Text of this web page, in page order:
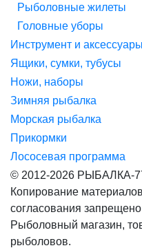
Рыболовные жилеты
Головные уборы
Инструмент и аксессуары
Ящики, сумки, тубусы
Ножи, наборы
Зимняя рыбалка
Морская рыбалка
Прикормки
Лососевая программа
© 2012-2026 РЫБАЛКА-
Копирование
согласования
Рыболовный магазин,
рыболовов.